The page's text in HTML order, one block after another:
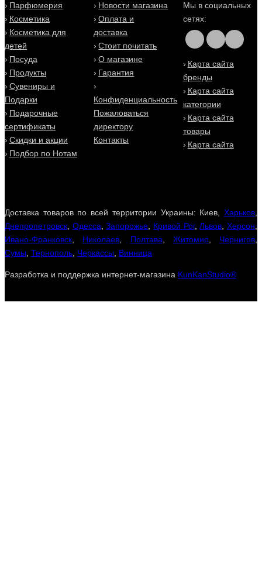
Парфюмерия
Косметика
Косметика для
детей
Посуда
Продукты
Сувениры и
Подарки
Подарочные
сертификаты
Скидки и акции
Подбор по Нотам
Новости магазина
Оплата и
доставка
Стоит почитать
О магазине
Гарантия
Конфиденциальность
Пожаловаться
директору
Контакты
Мы в социальных
сетях:
Карта сайта
бренды
Карта сайта
категории
Карта сайта
товары
Карта сайта
Доставка товаров по всей территории Украины: Киев, Харьков
Днепропетровск Одесса ,Запорожье Кривой Рог,Львов ,Херсон
Ивано-Франковск
Николаев Полтава Житомир, Чернигов
Сумы Тернополь Черкассы Винница
Разработка и поддержка интернет-магазина KunKanStudio®